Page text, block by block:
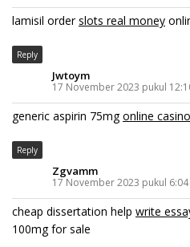
lamisil orderslots real money
Reply
Jwtoym
17 November 2023 pukul
generic aspirin 75mgonline
Reply
Zgvamm
17 November 2023 pukul
cheap dissertation help write
100mg for sale